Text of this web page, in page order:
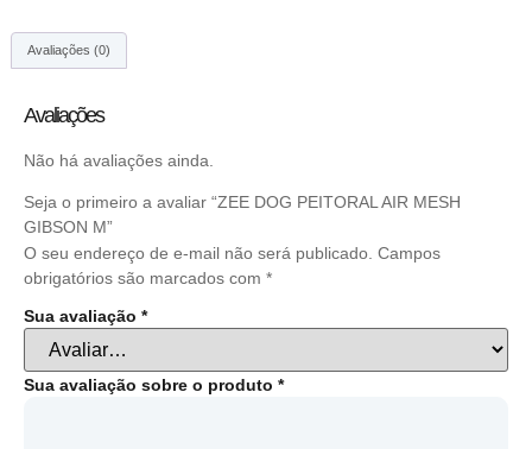
Avaliações (0)
Avaliações
Não há avaliações ainda.
Seja o primeiro a avaliar “ZEE DOG PEITORAL AIR MESH
GIBSON M”
O seu endereço de e-mail não será publicado. Campos
obrigatórios são marcados com *
Sua avaliação *
Sua avaliação sobre o produto *